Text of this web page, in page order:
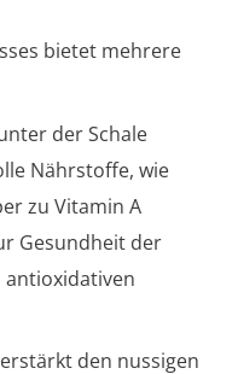
bietet mehrere
der Schale
Nährstoffe, wie
zu Vitamin A
Gesundheit der
antioxidativen
den nussigen